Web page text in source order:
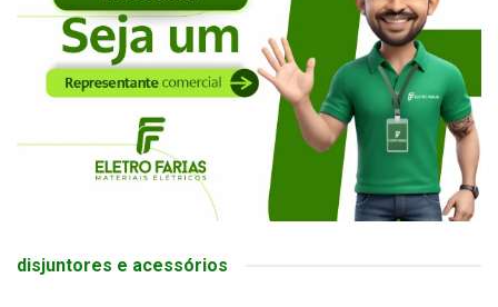
disjuntores e acessórios